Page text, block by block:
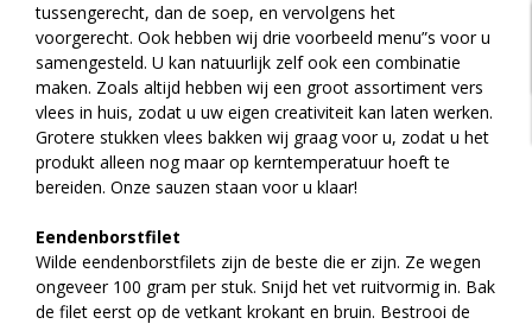
tussengerecht, dan de soep, en vervolgens het
voorgerecht. Ook hebben wij drie voorbeeld menu”s voor u
samengesteld. U kan natuurlijk zelf ook een combinatie
maken. Zoals altijd hebben wij een groot assortiment vers
vlees in huis, zodat u uw eigen creativiteit kan laten werken.
Grotere stukken vlees bakken wij graag voor u, zodat u het
produkt alleen nog maar op kerntemperatuur hoeft te
bereiden. Onze sauzen staan voor u klaar!
Eendenborstfilet
Wilde eendenborstfilets zijn de beste die er zijn. Ze wegen
ongeveer 100 gram per stuk. Snijd het vet ruitvormig in. Bak
de filet eerst op de vetkant krokant en bruin. Bestrooi de